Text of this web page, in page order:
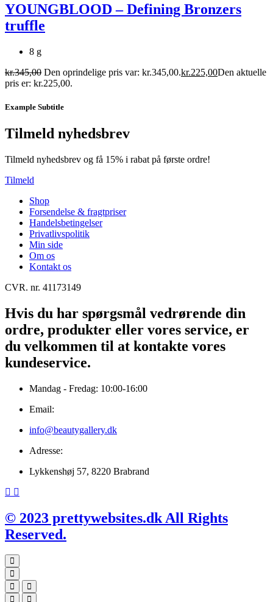
YOUNGBLOOD – Defining Bronzers
truffle
8 g
kr.345,00 Den oprindelige pris var: kr.345,00.kr.225,00Den aktuelle
pris er: kr.225,00.
Example Subtitle
Tilmeld nyhedsbrev
Tilmeld nyhedsbrev og få 15% i rabat på første ordre!
Tilmeld
Shop
Forsendelse & fragtpriser
Handelsbetingelser
Privatlivspolitik
Min side
Om os
Kontakt os
CVR. nr. 41173149
Hvis du har spørgsmål vedrørende din
ordre, produkter eller vores service, er
du velkommen til at kontakte vores
kundeservice.
Mandag - Fredag: 10:00-16:00
Email:
info@beautygallery.dk
Adresse:
Lykkenshøj 57, 8220 Brabrand
© 2023 prettywebsites.dk All Rights
Reserved.